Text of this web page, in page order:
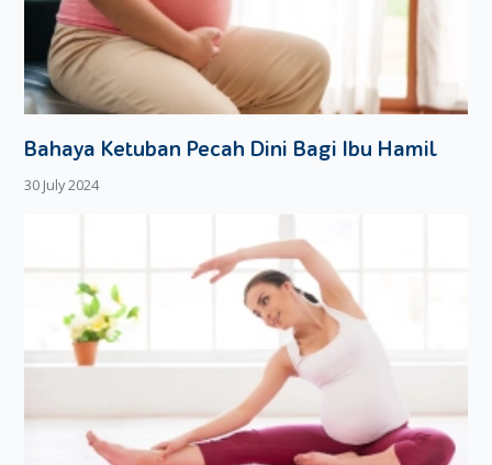
Bahaya Ketuban Pecah Dini Bagi Ibu Hamil
30 July 2024